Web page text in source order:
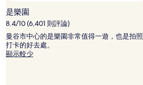
是樂園
8.4/10 (6,401 則評論)
曼谷市中心的是樂園非常值得一遊，也是拍照
打卡的好去處。
顯示較少